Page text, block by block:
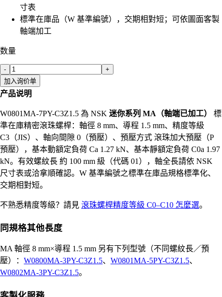
寸表
標準在庫品（W 基準編號），交期相對短；可依圖面客製
軸端加工
数量
-
+
加入询价单
产品说明
W0801MA-7PY-C3Z1.5 為 NSK 迷你系列 MA（軸端已加工）
標
準在庫精密滾珠螺桿：軸徑 8 mm、導程 1.5 mm、精度等級
C3（JIS）、軸向間隙 0（預壓）、預壓方式 滾珠加大預壓（P
預壓），基本動額定負荷 Ca 1.27 kN、基本靜額定負荷 C0a 1.97
kN。有效螺紋長 約 100 mm 級（代碼 01），軸全長請依 NSK
尺寸表或洽拿順確認。W 基準編號之標準在庫品規格標準化、
交期相對短。
不熟悉精度等級？請見 滾珠螺桿精度等級 C0–C10 怎麼選。
同規格其他長度
MA 軸徑 8 mm×導程 1.5 mm 另有下列型號（不同螺紋長／預
壓）： W0800MA-3PY-C3Z1.5、 W0801MA-5PY-C3Z1.5、
W0802MA-3PY-C3Z1.5。